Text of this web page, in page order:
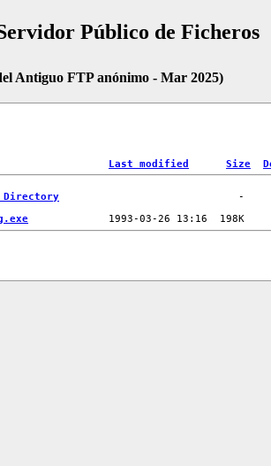
Público de Ficheros
Antiguo FTP anónimo - Mar 2025)
Last modified Size
Directory